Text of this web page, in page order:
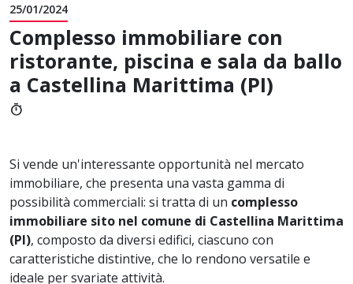
25/01/2024
Complesso immobiliare con
ristorante, piscina e sala da ballo
a Castellina Marittima (PI)
timer
Si vende un'interessante opportunità nel mercato
immobiliare, che presenta una vasta gamma di
possibilità commerciali: si tratta di un complesso
immobiliare sito nel comune di Castellina Marittima
(PI), composto da diversi edifici, ciascuno con
caratteristiche distintive, che lo rendono versatile e
ideale per svariate attività.